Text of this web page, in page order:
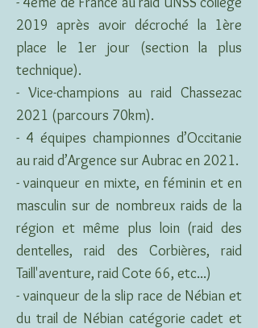
2019 après avoir décroché la 1ère
place le 1er jour (section la plus
technique).
- Vice-champions au raid Chassezac
2021 (parcours 70km).
- 4 équipes championnes d’Occitanie
au raid d’Argence sur Aubrac en 2021.
- vainqueur en mixte, en féminin et en
masculin sur de nombreux raids de la
région et même plus loin (raid des
dentelles, raid des Corbières, raid
Taill'aventure, raid Cote 66, etc...)
- vainqueur de la slip race de Nébian et
du trail de Nébian catégorie cadet et